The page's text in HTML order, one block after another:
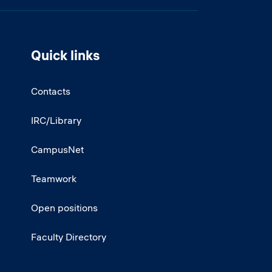
Quick links
Contacts
IRC/Library
CampusNet
Teamwork
Open positions
Faculty Directory